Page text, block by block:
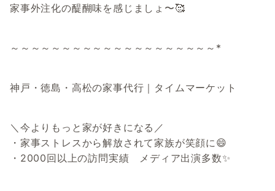
家事外注化の醍醐味を感じましょ〜🥰
～～～～～～～～～～～～～～～～～～～～*
神戸・徳島・高松の家事代行｜タイムマーケット
＼今よりもっと家が好きになる／
・家事ストレスから解放されて家族が笑顔に😄
・2000回以上の訪問実績 メディア出演多数✨